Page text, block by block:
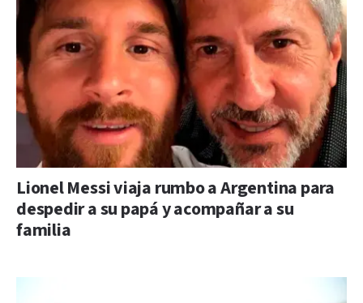
Lionel Messi viaja rumbo a Argentina para
despedir a su papá y acompañar a su
familia